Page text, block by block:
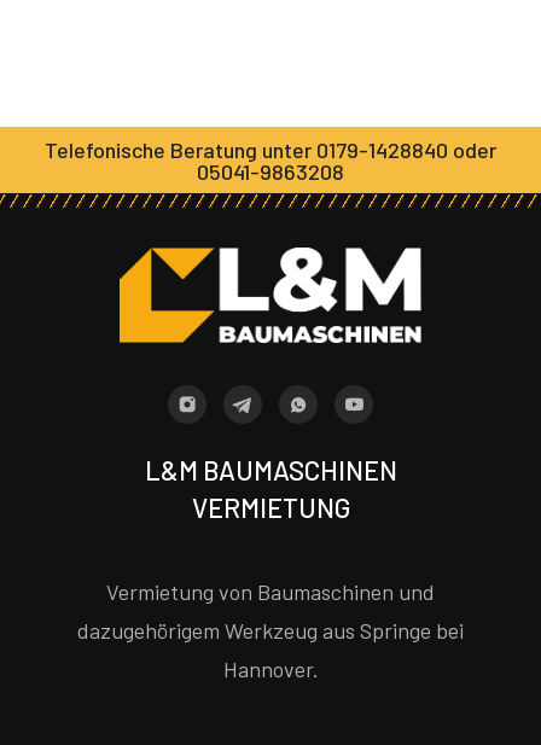
Telefonische Beratung unter 0179-1428840 oder
05041-9863208
L&M BAUMASCHINEN
VERMIETUNG
Vermietung von Baumaschinen und
dazugehörigem Werkzeug aus Springe bei
Hannover.